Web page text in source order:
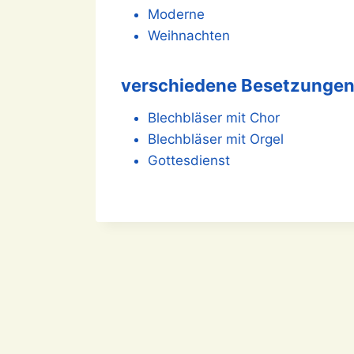
Moderne
Weihnachten
verschiedene Besetzungen
Blechbläser mit Chor
Blechbläser mit Orgel
Gottesdienst